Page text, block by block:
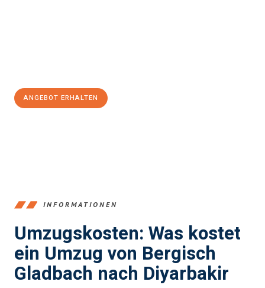
ANGEBOT ERHALTEN
INFORMATIONEN
Umzugskosten: Was kostet
ein Umzug von Bergisch
Gladbach nach Diyarbakir